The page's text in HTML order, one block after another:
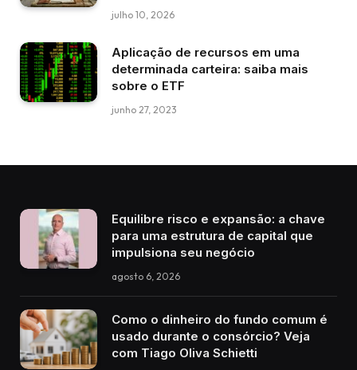
julho 10, 2026
Aplicação de recursos em uma
determinada carteira: saiba mais
sobre o ETF
junho 27, 2023
Equilibre risco e expansão: a chave
para uma estrutura de capital que
impulsiona seu negócio
agosto 6, 2026
Como o dinheiro do fundo comum é
usado durante o consórcio? Veja
com Tiago Oliva Schietti